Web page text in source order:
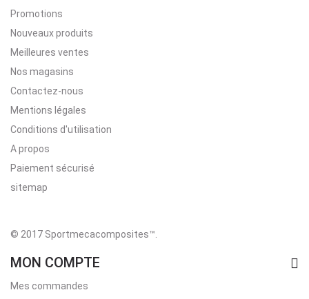
Promotions
Nouveaux produits
Meilleures ventes
Nos magasins
Contactez-nous
Mentions légales
Conditions d'utilisation
A propos
Paiement sécurisé
sitemap
© 2017 Sportmecacomposites™
MON COMPTE
Mes commandes